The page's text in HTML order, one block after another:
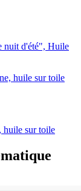
nuit d'été", Huile
huile sur toile